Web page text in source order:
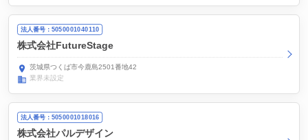
法人番号：5050001040110
株式会社FutureStage
茨城県つくば市今鹿島2501番地42
業界未設定
法人番号：5050001018016
株式会社パルデザイン